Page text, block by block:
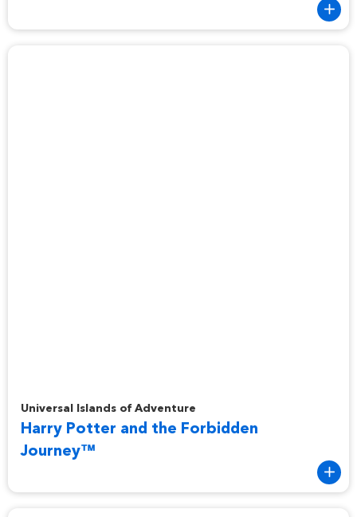
Universal Islands of Adventure
Harry Potter and the Forbidden
Journey™